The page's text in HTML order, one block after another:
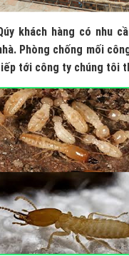
khách hàng có nhu
Phòng chống mối
tới công ty chúng tôi